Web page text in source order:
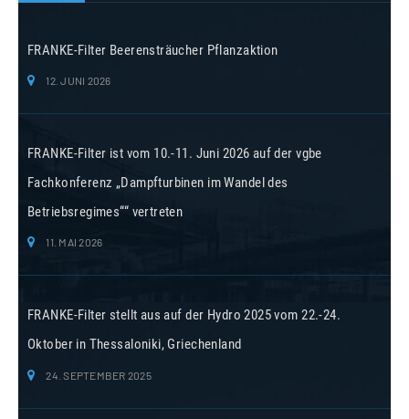
FRANKE-Filter Beerensträucher Pflanzaktion
12. JUNI 2026
FRANKE-Filter ist vom 10.-11. Juni 2026 auf der vgbe
Fachkonferenz „Dampfturbinen im Wandel des
Betriebsregimes““ vertreten
11. MAI 2026
FRANKE-Filter stellt aus auf der Hydro 2025 vom 22.-24.
Oktober in Thessaloniki, Griechenland
24. SEPTEMBER 2025